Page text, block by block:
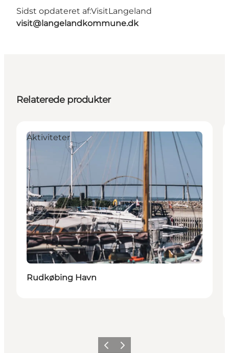
Sidst opdateret af:VisitLangeland
visit@langelandkommune.dk
Relaterede produkter
Aktiviteter
Rudkøbing Havn
ForrigeNæste